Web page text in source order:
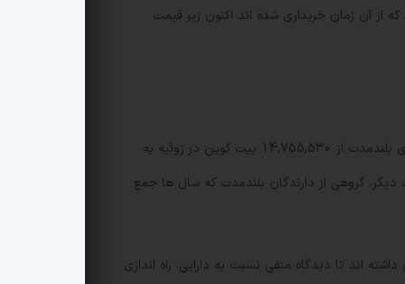
دلار بود، یعنی تقریباً تمام کوین هایی که از آن زمان خریداری شده اند اکنون زیر قیمت
در مقابل، داده ها نشان می دهد که دارندگان بلندمدت (LTHs) همچنان مشغول توزیع کوین های خود هستند. عرضه نگهدارنده های بلندمدت از 14,755,530 بیت کوین در ژوئیه به
این گروه قرار دارد. به عبارت دیگر، گروهی از دارندگان بلندمدت که سال ها جمع
اند تا دیدگاه منفی نسبت به دارایی. راه اندازی